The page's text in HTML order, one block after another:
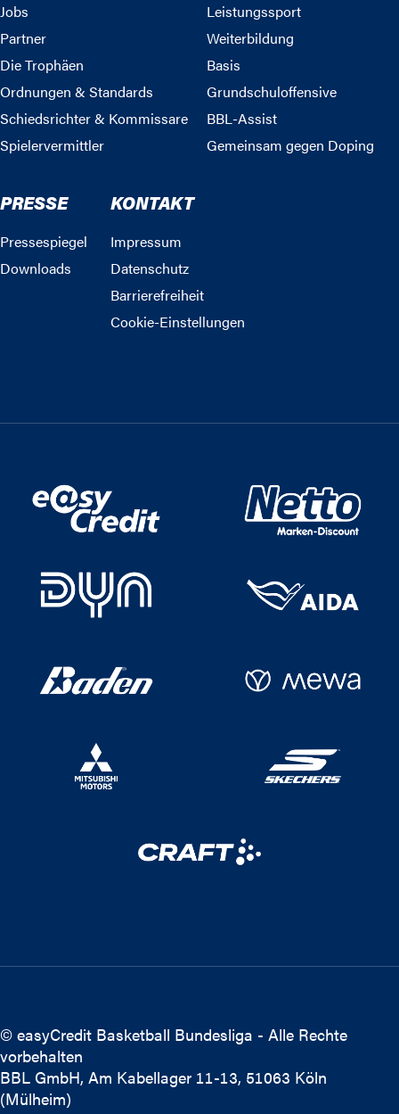
Jobs
Partner
Die Trophäen
Ordnungen & Standards
Schiedsrichter & Kommissare
Spielervermittler
Leistungssport
Weiterbildung
Basis
Grundschuloffensive
BBL-Assist
Gemeinsam gegen Doping
PRESSE
Pressespiegel
Downloads
KONTAKT
Impressum
Datenschutz
Barrierefreiheit
Cookie-Einstellungen
© easyCredit Basketball Bundesliga - Alle Rechte
vorbehalten
BBL GmbH, Am Kabellager 11-13, 51063 Köln
(Mülheim)